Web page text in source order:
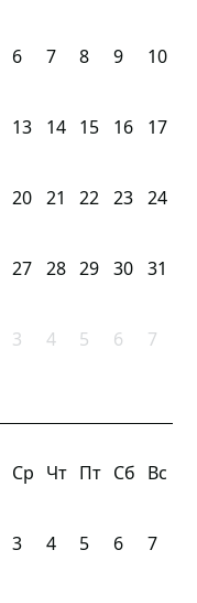
6 7 8 9 10
13 14 15 16 17
20 21 22 23 24
27 28 29 30 31
3 4 5 6 7
Ср Чт Пт Сб Вс
3 4 5 6 7